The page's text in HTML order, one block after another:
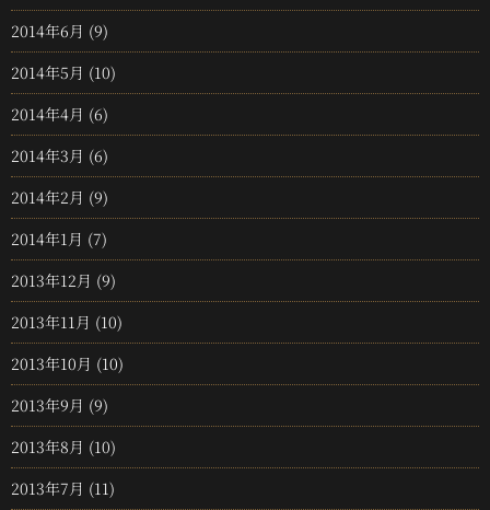
2014年6月 (9)
2014年5月 (10)
2014年4月 (6)
2014年3月 (6)
2014年2月 (9)
2014年1月 (7)
2013年12月 (9)
2013年11月 (10)
2013年10月 (10)
2013年9月 (9)
2013年8月 (10)
2013年7月 (11)